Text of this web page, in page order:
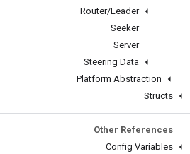
Router/Leader
Seeker
Server
Steering Data
Platform Abstraction
Structs
Other References
Config Variables